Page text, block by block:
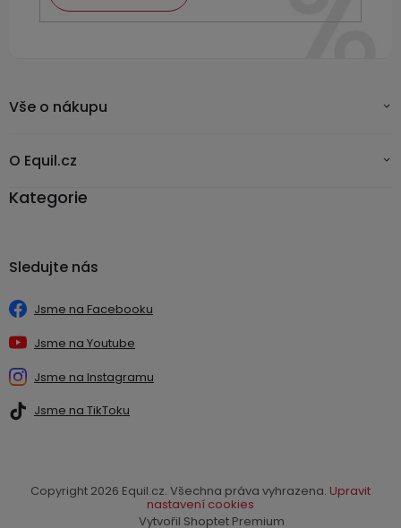
Vše o nákupu
O Equil.cz
Kategorie
Sledujte nás
Jsme na Facebooku
Jsme na Youtube
Jsme na Instagramu
Jsme na TikToku
Vytvořil Shoptet Premium
Copyright 2026 Equil.cz. Všechna práva vyhrazena. Upravit
nastavení cookies